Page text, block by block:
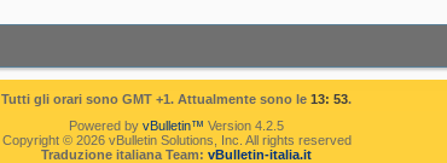
Tutti gli orari sono GMT +1. Attualmente sono le 13: 53.
Powered by vBulletin™ Version 4.2.5
Copyright © 2026 vBulletin Solutions, Inc. All rights reserved
Traduzione italiana Team: vBulletin-italia.it